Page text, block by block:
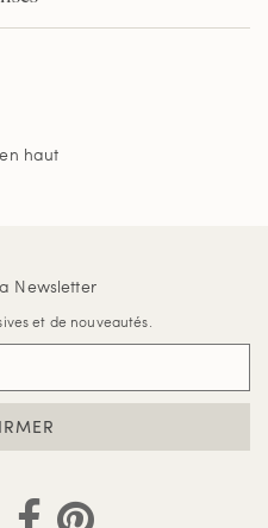
haut
Newsletter
et de nouveautés.